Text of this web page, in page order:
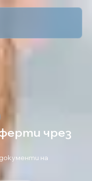
чрез
на